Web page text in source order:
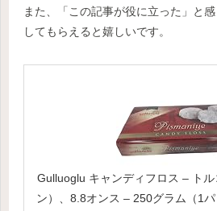
また、「この記事が役に立った」と
してもらえると嬉しいです。
Gulluoglu キャンディフロス – ト
ン）、8.8オンス – 250グラム（1